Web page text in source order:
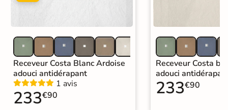
Receveur Costa Blanc Ardoise
adouci antidérapant
1 avis
233€90
Receveur Costa
adouci
233€90